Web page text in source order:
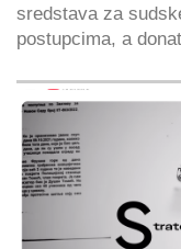
sredstava za
postupcima, a